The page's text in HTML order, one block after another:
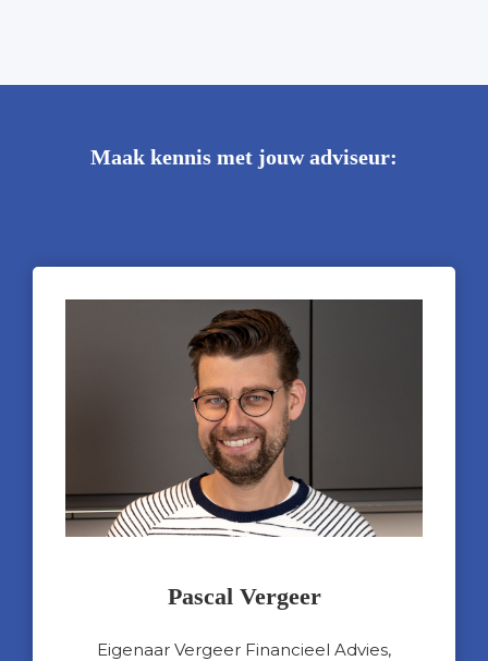
Maak kennis met jouw adviseur:
Pascal Vergeer
Eigenaar Vergeer Financieel Advies,